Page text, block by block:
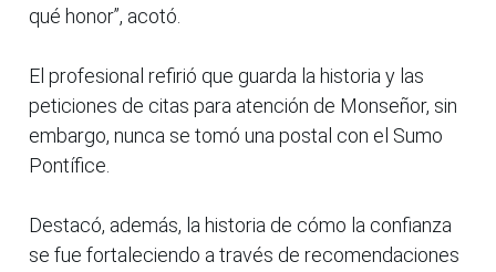
qué honor”, acotó.
El profesional refirió que guarda la historia y las
peticiones de citas para atención de Monseñor, sin
embargo, nunca se tomó una postal con el Sumo
Pontífice.
Destacó, además, la historia de cómo la confianza
se fue fortaleciendo a través de recomendaciones